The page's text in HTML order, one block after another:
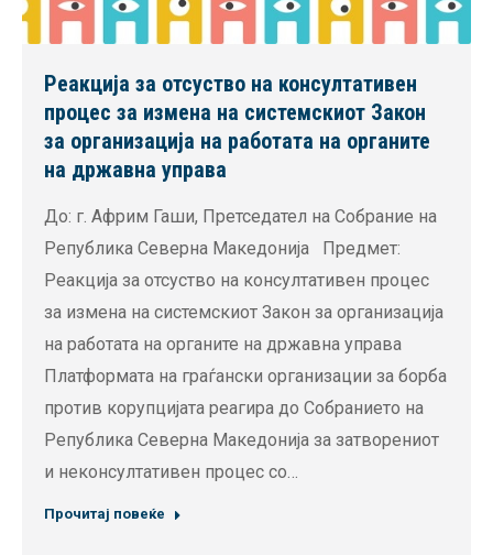
Реакција за отсуство на консултативен
процес за измена на системскиот Закон
за организација на работата на органите
на државна управа
До: г. Африм Гаши, Претседател на Собрание на
Република Северна Македонија Предмет:
Реакција за отсуство на консултативен процес
за измена на системскиот Закон за организација
на работата на органите на државна управа
Платформата на граѓански организации за борба
против корупцијата реагира до Собранието на
Република Северна Македонија за затворениот
и неконсултативен процес со…
Прочитај повеќе